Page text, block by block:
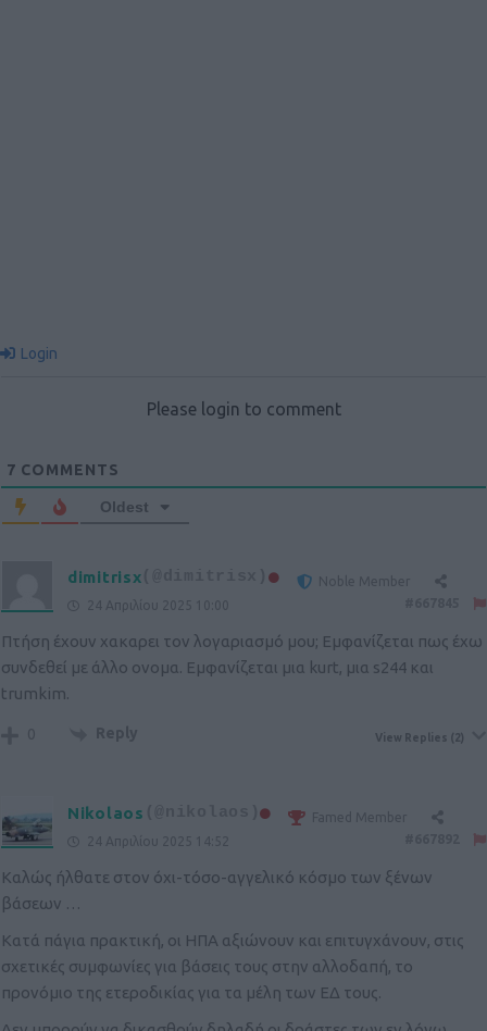
Login
Please login to comment
7 COMMENTS
Oldest
dimitrisx
Noble Member
24 Απριλίου 2025 10:00
Πτήση έχουν χακαρει τον λογαριασμό μου; Εμφανίζεται πως έχω
συνδεθεί με άλλο ονομα. Εμφανίζεται μια kurt, μια s244 και
trumkim.
0 Reply View Replies (2)
Nikolaos (@nikolaos)
Famed Member
24 Απριλίου 2025 14:52
Καλώς ήλθατε στον όχι-τόσο-αγγελικό κόσμο των ξένων
βάσεων …
Κατά πάγια πρακτική, οι ΗΠΑ αξιώνουν και επιτυγχάνουν, στις
σχετικές συμφωνίες για βάσεις τους στην αλλοδαπή, το
προνόμιο της ετεροδικίας για τα μέλη των ΕΔ τους.